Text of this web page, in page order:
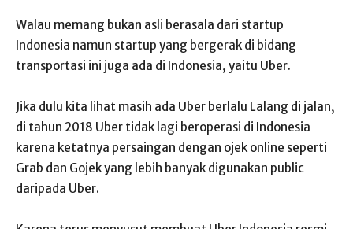
Walau memang bukan asli berasala dari startup
Indonesia namun startup yang bergerak di bidang
transportasi ini juga ada di Indonesia, yaitu Uber.
Jika dulu kita lihat masih ada Uber berlalu Lalang di jalan,
di tahun 2018 Uber tidak lagi beroperasi di Indonesia
karena ketatnya persaingan dengan ojek online seperti
Grab dan Gojek yang lebih banyak digunakan public
daripada Uber.